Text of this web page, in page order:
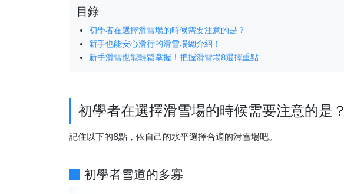
目錄
初學者在選擇滑雪場的時候需要注意的是？
新手也能安心滑行的滑雪場總介紹！
新手滑雪也能輕鬆掌握！把握滑雪場8選擇重點
初學者在選擇滑雪場的時候需要注意的是？
記住以下的8點，依自己的水平選擇合適的滑雪場吧。
初學者雪道的多寡